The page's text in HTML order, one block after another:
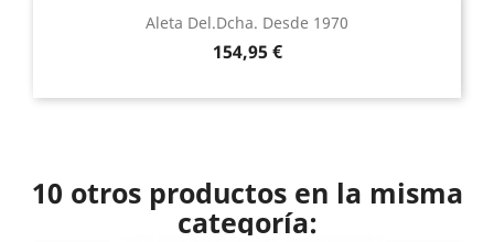
Aleta Del.dcha. Desde 1970
Precio
154,95 €
10 otros productos en la misma
categoría: